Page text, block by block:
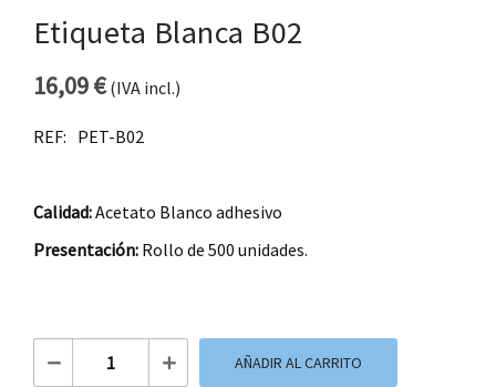
Etiqueta Blanca B02
16,09€(IVA incl.)
REF: PET-B02
Calidad:Acetato Blanco adhesivo
Presentación: Rollo de 500 unidades.
Etiqueta Blanca B02 cantidad
AÑADIR AL CARRITO